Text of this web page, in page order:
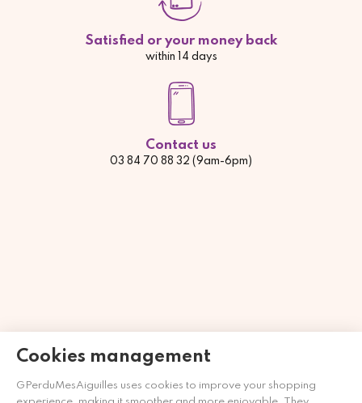
Cookies management
GPerduMesAiguilles uses cookies to improve your shopping
Satisfied or your money back
within 14 days
Contact us
03 84 70 88 32 (9am-6pm)
Bewertungen,Klicken Sie hier.